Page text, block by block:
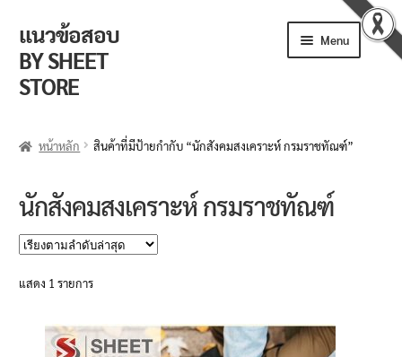
Skip
to
navigation
Skip
to
content
แนวข้อสอบ
BY SHEET
STORE
Menu
วิธีการสั่งซื้อ
แจ้งชำระเงิน
ติดตามพัสดุ
หน้าหลัก สินค้าที่มีป้ายกำกับ “นักสังคมสงเคราะห์ กรมราชทัณฑ์”
นักสังคมสงเคราะห์ กรมราชทัณฑ์
แสดง 1 รายการ